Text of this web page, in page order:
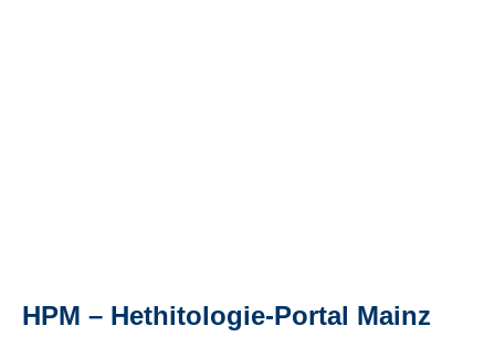
HPM – Hethitologie-Portal Mainz